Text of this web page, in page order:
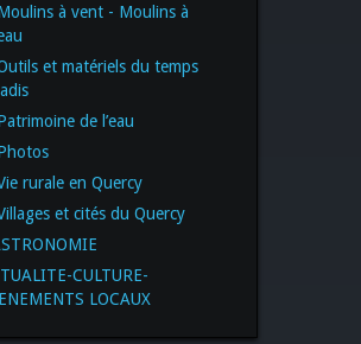
à vent - Moulins à
et matériels du temps
de l’eau
rurale en Quercy
et cités du Quercy
CULTURE-
LOCAUX